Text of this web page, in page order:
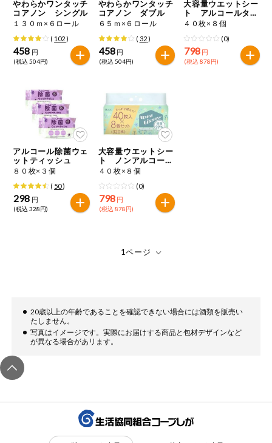
やわらかワンタッチ
コアノン シングル
１３０ｍ×６ロール
( 102)
458 円
(税込 504円)
やわらかワンタッチ
コアノン ダブル
６５ｍ×６ロール
( 32)
458 円
(税込 504円)
大容量ウエットシー
ト アルコールタイ
プ
４０枚×８個
(0)
798 円
(税込 878円)
アルコール除菌ウェ
ットティッシュ
８０枚×３個
( 50)
298 円
(税込 328円)
大容量ウエットシー
ト ノンアルコール
タイプ
４０枚×８個
(0)
798 円
(税込 878円)
20歳以上の年齢であることを確認できない場合には酒類を販売い
たしません。
写真はイメージです。実際にお届けする商品と包材デザインなど
が異なる場合があリます。